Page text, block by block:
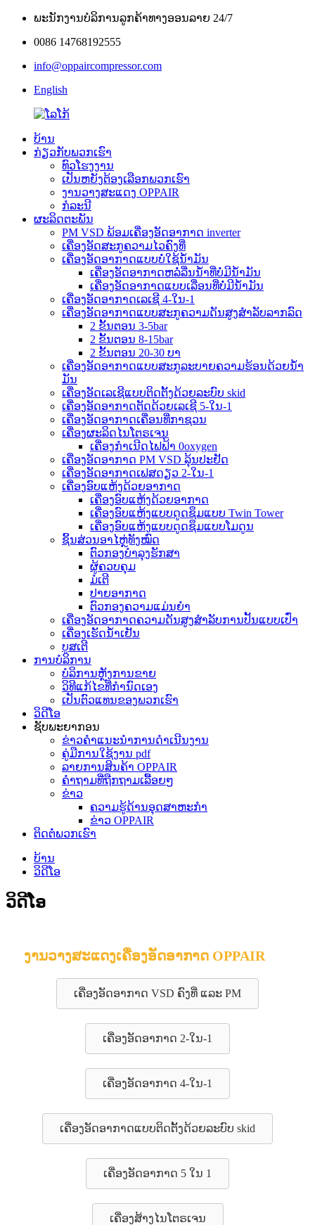
ພະນັກງານບໍລິການລູກຄ້າທາງອອນລາຍ 24/7
0086 14768192555
info@oppaircompressor.com
English
ບ້ານ
ກ່ຽວກັບພວກເຮົາ
ທົວໂຮງງານ
ເປັນຫຍັງຕ້ອງເລືອກພວກເຮົາ
ງານວາງສະແດງ OPPAIR
ກໍລະນີ
ຜະລິດຕະພັນ
PM VSD ພ້ອມເຄື່ອງອັດອາກາດ inverter
ເຄື່ອງອັດສະກູຄວາມໄວຄົງທີ່
ເຄື່ອງອັດອາກາດແບບບໍ່ໃຊ້ນ້ຳມັນ
ເຄື່ອງອັດອາກາດຫລໍ່ລື່ນນ້ຳທີ່ບໍ່ມີນ້ຳມັນ
ເຄື່ອງອັດອາກາດແບບເລື່ອນທີ່ບໍ່ມີນ້ຳມັນ
ເຄື່ອງອັດອາກາດເລເຊີ 4-ໃນ-1
ເຄື່ອງອັດອາກາດແບບສະກູຄວາມດັນສູງສຳລັບລາກລົດ
2 ຂັ້ນຕອນ 3-5bar
2 ຂັ້ນຕອນ 8-15bar
2 ຂັ້ນຕອນ 20-30 ບາ
ເຄື່ອງອັດອາກາດແບບສະກູລະບາຍຄວາມຮ້ອນດ້ວຍນ້ຳ
ມັນ
ເຄື່ອງອັດເລເຊີແບບຕິດຕັ້ງດ້ວຍລະບົບ skid
ເຄື່ອງອັດອາກາດຕັດດ້ວຍເລເຊີ 5-ໃນ-1
ເຄື່ອງອັດອາກາດເຄື່ອນທີ່ກາຊວນ
ເຄື່ອງຜະລິດໄນໂຕຣເຈນ
ເຄື່ອງກຳເນີດໄຟຟ້າ 0oxygen
ເຄື່ອງອັດອາກາດ PM VSD ລຸ້ນປະຢັດ
ເຄື່ອງອັດອາກາດເຟສດຽວ 2-ໃນ-1
ເຄື່ອງອົບແຫ້ງດ້ວຍອາກາດ
ເຄື່ອງອົບແຫ້ງດ້ວຍອາກາດ
ເຄື່ອງອົບແຫ້ງແບບດູດຊຶມແບບ Twin Tower
ເຄື່ອງອົບແຫ້ງແບບດູດຊຶມແບບໂມດູນ
ຊິ້ນສ່ວນອາໄຫຼ່ທັງໝົດ
ຕົວກອງບຳລຸງຮັກສາ
ຜູ້ຄວບຄຸມ
ມໍເຕີ
ປາຍອາກາດ
ຕົວກອງຄວາມແມ່ນຍໍາ
ເຄື່ອງອັດອາກາດຄວາມດັນສູງສຳລັບການປັ້ນແບບເປົ່າ
ເຄື່ອງເຮັດນ້ຳເຢັນ
ບູສເຕີ
ການບໍລິການ
ບໍລິການຫຼັງການຂາຍ
ວິທີແກ້ໄຂທີ່ກຳນົດເອງ
ເປັນຕົວແທນຂອງພວກເຮົາ
ວິດີໂອ
ຊັບພະຍາກອນ
ຂ່າວຄຳແນະນຳການດຳເນີນງານ
ຄູ່ມືການໃຊ້ງານ pdf
ລາຍການສິນຄ້າ OPPAIR
ຄຳຖາມທີ່ຖືກຖາມເລື້ອຍໆ
ຂ່າວ
ຄວາມຮູ້ດ້ານອຸດສາຫະກໍາ
ຂ່າວ OPPAIR
ຕິດຕໍ່ພວກເຮົາ
ບ້ານ
ວິດີໂອ
ວິດີໂອ
ງານວາງສະແດງເຄື່ອງອັດອາກາດ OPPAIR
ເຄື່ອງອັດອາກາດ VSD ຄົງທີ່ ແລະ PM
ເຄື່ອງອັດອາກາດ 2-ໃນ-1
ເຄື່ອງອັດອາກາດ 4-ໃນ-1
ເຄື່ອງອັດອາກາດແບບຕິດຕັ້ງດ້ວຍລະບົບ skid
ເຄື່ອງອັດອາກາດ 5 ໃນ 1
ເຄື່ອງສ້າງໄນໂຕຣເຈນ